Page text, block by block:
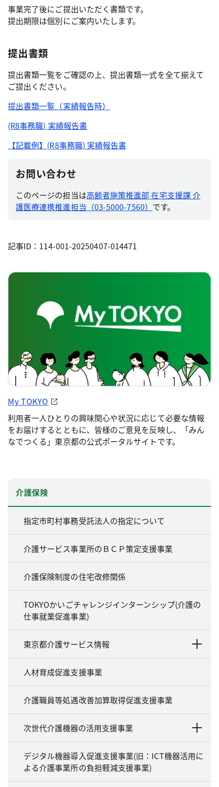
事業完了後にご提出いただく書類です。
提出期限は個別にご案内いたします。
提出書類
提出書類⼀覧をご確認の上、提出書類⼀式を全て揃えて
ご提出ください。
提出書類一覧（実績報告時）
(R8事務職) 実績報告書
【記載例】(R8事務職) 実績報告書
お問い合わせ
このページの担当は高齢者施策推進部 在宅支援課 介
護医療連携推進担当（03-5000-7560） です。
記事ID：114-001-20250407-014471
My TOKYO
利用者一人ひとりの興味関心や状況に応じて必要な情報
をお届けするとともに、皆様のご意見を反映し、「みん
なでつくる」東京都の公式ポータルサイトです。
介護保険
指定市町村事務受託法人の指定について
介護サービス事業所のＢＣＰ策定支援事業
介護保険制度の住宅改修関係
TOKYOかいごチャレンジインターンシップ(介護の
仕事就業促進事業)
東京都介護サービス情報
人材育成促進支援事業
介護職員等処遇改善加算取得促進支援事業
次世代介護機器の活用支援事業
デジタル機器導入促進支援事業(旧：ICT機器活用に
よる介護事業所の負担軽減支援事業)